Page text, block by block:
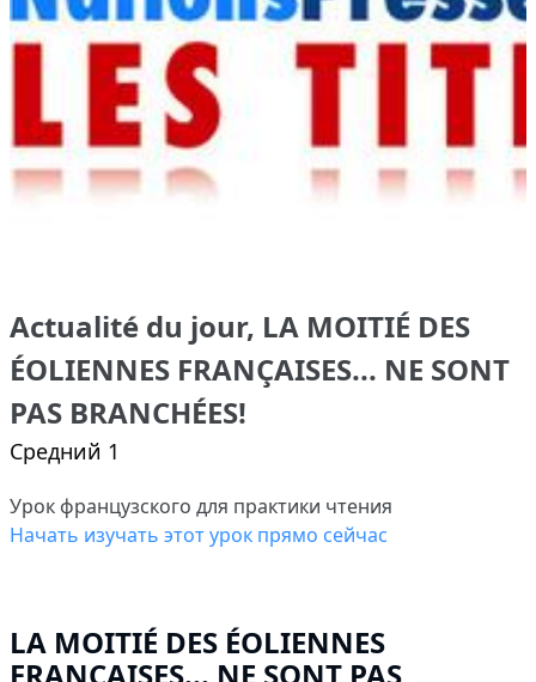
Actualité du jour, LA MOITIÉ DES
ÉOLIENNES FRANÇAISES... NE SONT
PAS BRANCHÉES!
Средний 1
Урок французского для практики чтения
Начать изучать этот урок прямо сейчас
LA MOITIÉ DES ÉOLIENNES